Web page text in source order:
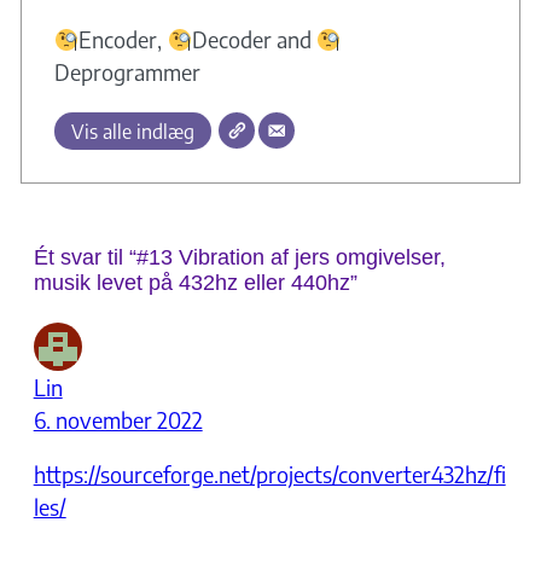
Encoder,
Decoder and
Deprogrammer
Vis alle indlæg
Ét svar til “#13 Vibration af jers omgivelser,
musik levet på 432hz eller 440hz”
Lin
6. november 2022
https://sourceforge.net/projects/converter432hz/fi
les/